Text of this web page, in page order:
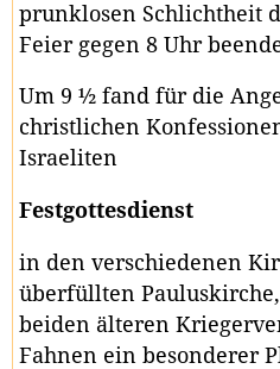
prunklosen Schlichtheit
Feier gegen 8 Uhr
Um 9 ½ fand für die
christlichen
Israeliten
Festgottesdienst
in den verschiedenen
überfüllten
beiden älteren
Fahnen ein besonderer